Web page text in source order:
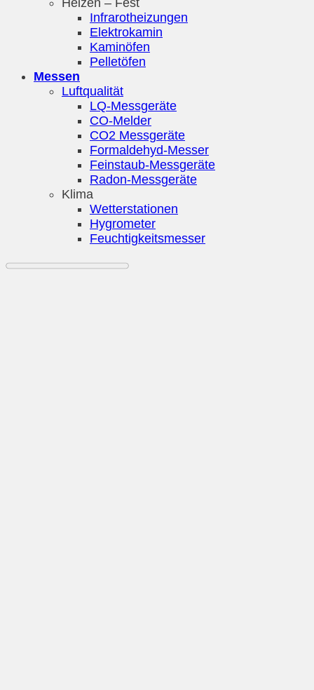
Infrarotheizungen
Elektrokamin
Kaminöfen
Pelletöfen
Messen
Luftqualität
LQ-Messgeräte
CO-Melder
CO2 Messgeräte
Formaldehyd-Messer
Feinstaub-Messgeräte
Radon-Messgeräte
Klima
Wetterstationen
Hygrometer
Feuchtigkeitsmesser